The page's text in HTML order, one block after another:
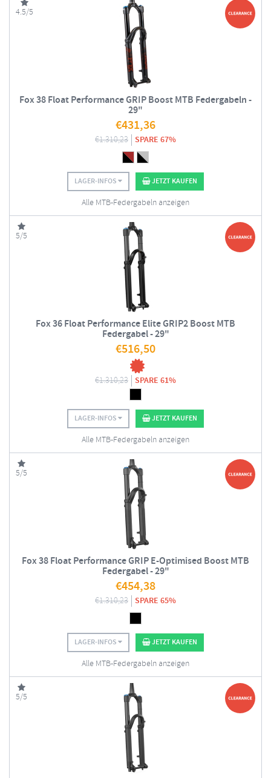
4.5/5
Fox 38 Float Performance GRIP Boost MTB Federgabeln -
29"
€431,36
€1.310,23 SPARE 67%
LAGER-INFOS JETZT KAUFEN
Alle MTB-Federgabeln anzeigen
5/5
Fox 36 Float Performance Elite GRIP2 Boost MTB
Federgabel - 29"
€516,50
€1.310,23 SPARE 61%
LAGER-INFOS JETZT KAUFEN
Alle MTB-Federgabeln anzeigen
5/5
Fox 38 Float Performance GRIP E-Optimised Boost MTB
Federgabel - 29"
€454,38
€1.310,23 SPARE 65%
LAGER-INFOS JETZT KAUFEN
Alle MTB-Federgabeln anzeigen
5/5